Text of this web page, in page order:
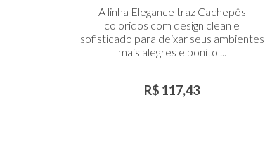
A linha Elegance traz Cachepôs
coloridos com design clean e
sofisticado para deixar seus ambientes
mais alegres e bonito ...
R$ 117,43